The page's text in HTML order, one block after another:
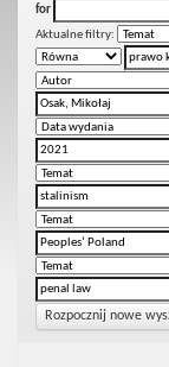
for
Aktualne filtry:
Rozpocznij nowe